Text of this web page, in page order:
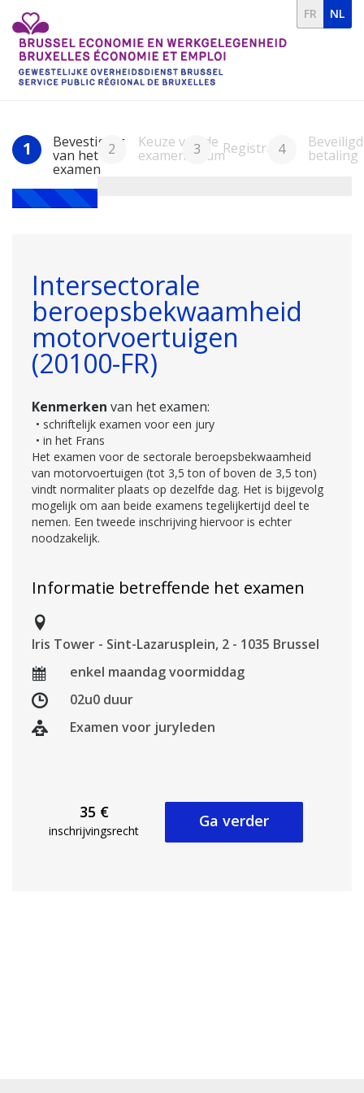
FR NL
1 Bevestiging
van het
examen
2 Keuze van de
examendatum
3 Registratie
4 betaling
Intersectorale
beroepsbekwaamheid
motorvoertuigen
(20100-FR)
Kenmerken van het examen:
• schriftelijk examen voor een jury
• in het Frans
Het examen voor de sectorale beroepsbekwaamheid
van motorvoertuigen (tot 3,5 ton of boven de 3,5 ton)
vindt normaliter plaats op dezelfde dag. Het is bijgevolg
mogelijk om aan beide examens tegelijkertijd deel te
nemen. Een tweede inschrijving hiervoor is echter
noodzakelijk.
Informatie betreffende het examen
Iris Tower - Sint-Lazarusplein, 2 - 1035 Brussel
enkel maandag voormiddag
02u0 duur
Examen voor juryleden
35 €
inschrijvingsrecht
Ga verder